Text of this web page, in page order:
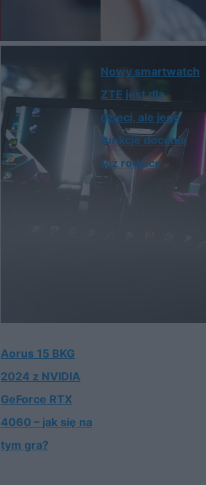
Aorus 15 BKG
2024 z NVIDIA
GeForce RTX
4060 – jak się na
tym gra?
Nowy smartwatch
ZTE jest dla
dzieci, ale jego
funkcje docenią
też rodzice